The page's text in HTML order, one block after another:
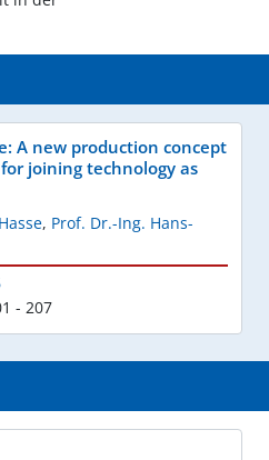
A new production concept
joining technology as
, Prof. Dr.-Ing. Hans-
- 207